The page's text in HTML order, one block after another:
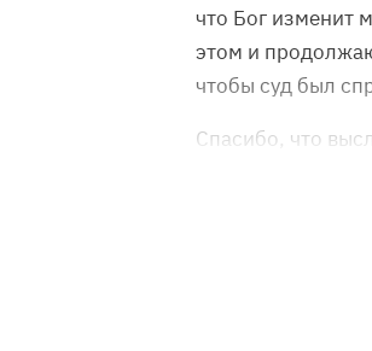
что Бог изменит
этом и
чтобы суд был
Спасибо, что